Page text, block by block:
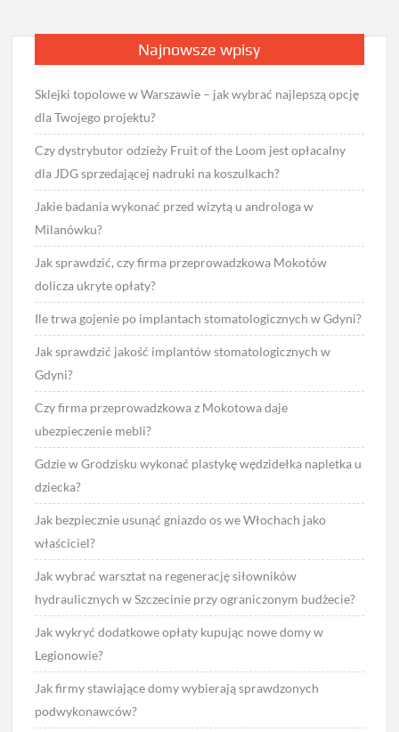
Najnowsze wpisy
Sklejki topolowe w Warszawie – jak wybrać najlepszą opcję
dla Twojego projektu?
Czy dystrybutor odzieży Fruit of the Loom jest opłacalny
dla JDG sprzedającej nadruki na koszulkach?
Jakie badania wykonać przed wizytą u androloga w
Milanówku?
Jak sprawdzić, czy firma przeprowadzkowa Mokotów
dolicza ukryte opłaty?
Ile trwa gojenie po implantach stomatologicznych w Gdyni?
Jak sprawdzić jakość implantów stomatologicznych w
Gdyni?
Czy firma przeprowadzkowa z Mokotowa daje
ubezpieczenie mebli?
Gdzie w Grodzisku wykonać plastykę wędzidełka napletka u
dziecka?
Jak bezpiecznie usunąć gniazdo os we Włochach jako
właściciel?
Jak wybrać warsztat na regenerację siłowników
hydraulicznych w Szczecinie przy ograniczonym budżecie?
Jak wykryć dodatkowe opłaty kupując nowe domy w
Legionowie?
Jak firmy stawiające domy wybierają sprawdzonych
podwykonawców?